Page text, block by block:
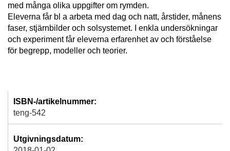
med många olika uppgifter om rymden.
Eleverna får bl a arbeta med dag och natt, årstider, månens
faser, stjärnbilder och solsystemet. I enkla undersökningar
och experiment får eleverna erfarenhet av och förståelse
för begrepp, modeller och teorier.
ISBN-/artikelnummer:
teng-542
Utgivningsdatum: